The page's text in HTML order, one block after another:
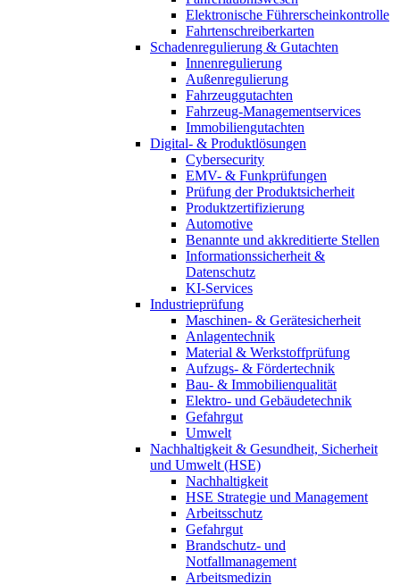
Elektronische Führerscheinkontrolle
Fahrtenschreiberkarten
Schadenregulierung & Gutachten
Innenregulierung
Außenregulierung
Fahrzeuggutachten
Fahrzeug-Managementservices
Immobiliengutachten
Digital- & Produktlösungen
Cybersecurity
EMV- & Funkprüfungen
Prüfung der Produktsicherheit
Produktzertifizierung
Automotive
Benannte und akkreditierte Stellen
Informationssicherheit &
Datenschutz
KI-Services
Industrieprüfung
Maschinen- & Gerätesicherheit
Anlagentechnik
Material & Werkstoffprüfung
Aufzugs- & Fördertechnik
Bau- & Immobilienqualität
Elektro- und Gebäudetechnik
Gefahrgut
Umwelt
Nachhaltigkeit & Gesundheit, Sicherheit
und Umwelt (HSE)
Nachhaltigkeit
HSE Strategie und Management
Arbeitsschutz
Gefahrgut
Brandschutz- und
Notfallmanagement
Arbeitsmedizin